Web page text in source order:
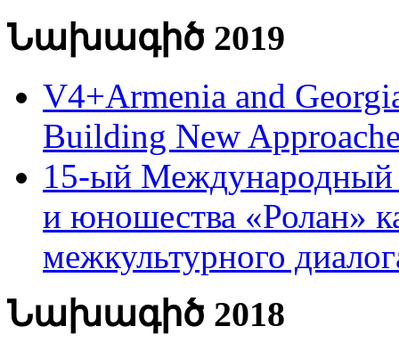
Նախագիծ 2019
V4+Armenia and
Building New
15-ый Международный
и юношества «Ролан»
межкультурного
Նախագիծ 2018